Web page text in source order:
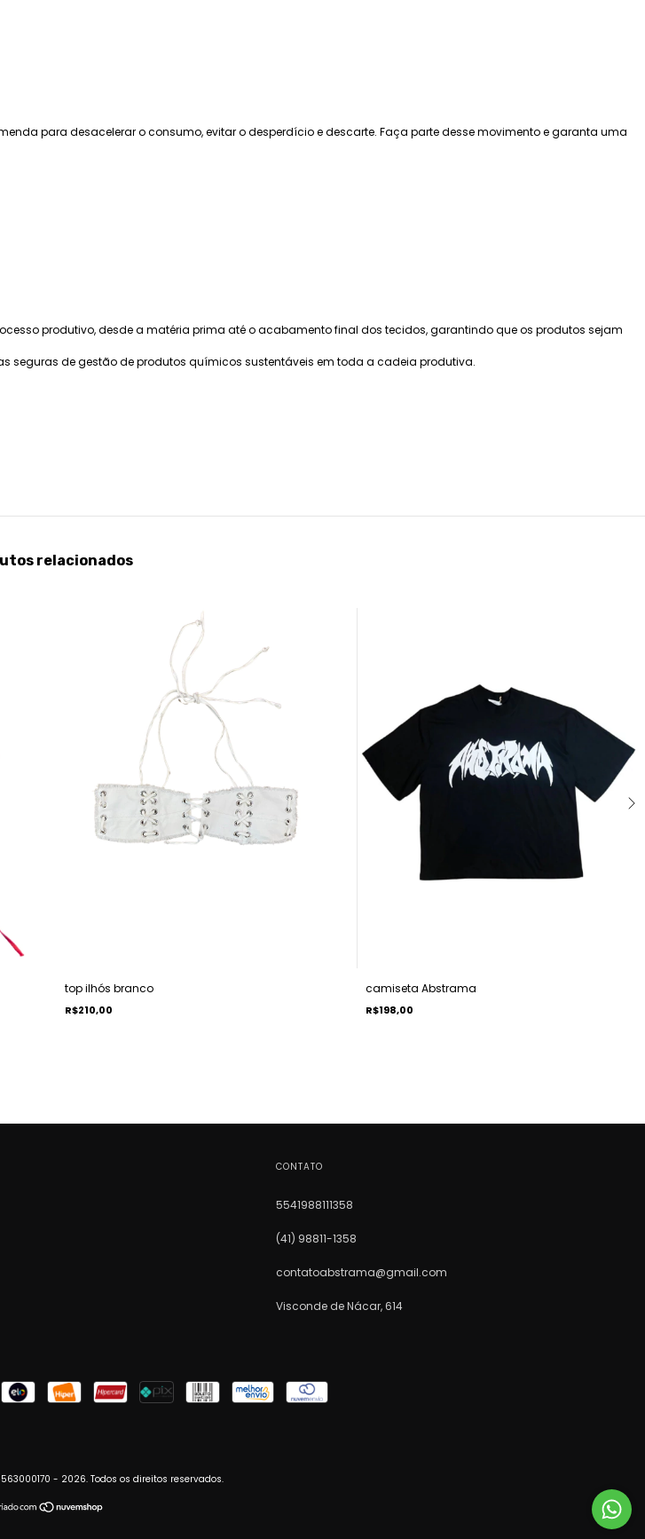
para desacelerar o consumo, evitar o desperdício e descarte. Faça parte desse movimento e garanta uma
produtivo, desde a matéria prima até o acabamento final dos tecidos, garantindo que os produtos sejam
seguras de gestão de produtos químicos sustentáveis em toda a cadeia produtiva.
relacionados
top ilhós branco
R$210,00
camiseta Abstrama
R$198,00
CONTATO
5541988111358
(41) 98811-1358
contatoabstrama@gmail.com
Visconde de Nácar, 614
- 2026. Todos os direitos reservados.